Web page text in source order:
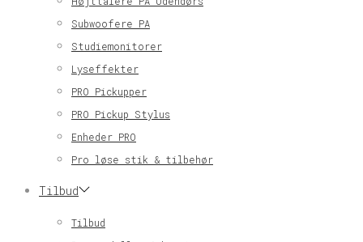
Subwoofere PA
Studiemonitorer
Lyseffekter
PRO Pickupper
PRO Pickup Stylus
Enheder PRO
Pro løse stik & tilbehør
Tilbud
Tilbud